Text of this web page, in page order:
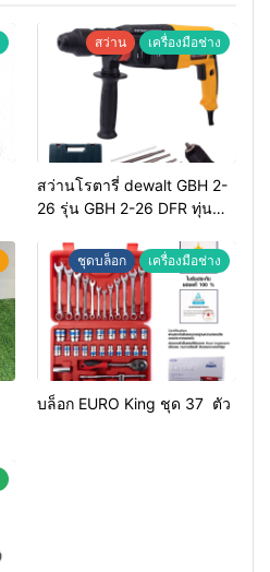
สว่าน เครื่องมือช่าง
สว่านโรตารี่ dewalt GBH 2-
26 รุ่น GBH 2-26 DFR ทุ่น
ชุดบล็อก เครื่องมือช่าง
บล็อก EURO King ชุด 37 ตัว